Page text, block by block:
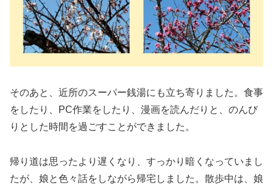
そのあと、近所のスーパー銭湯にも立ち寄りました。食事
をしたり、PC作業をしたり、漫画を読んだりと、のんび
りとした時間を過ごすことができました。
帰り道は思ったより遅くなり、すっかり暗くなっていまし
たが、娘と色々話をしながら帰宅しました。散歩中は、娘